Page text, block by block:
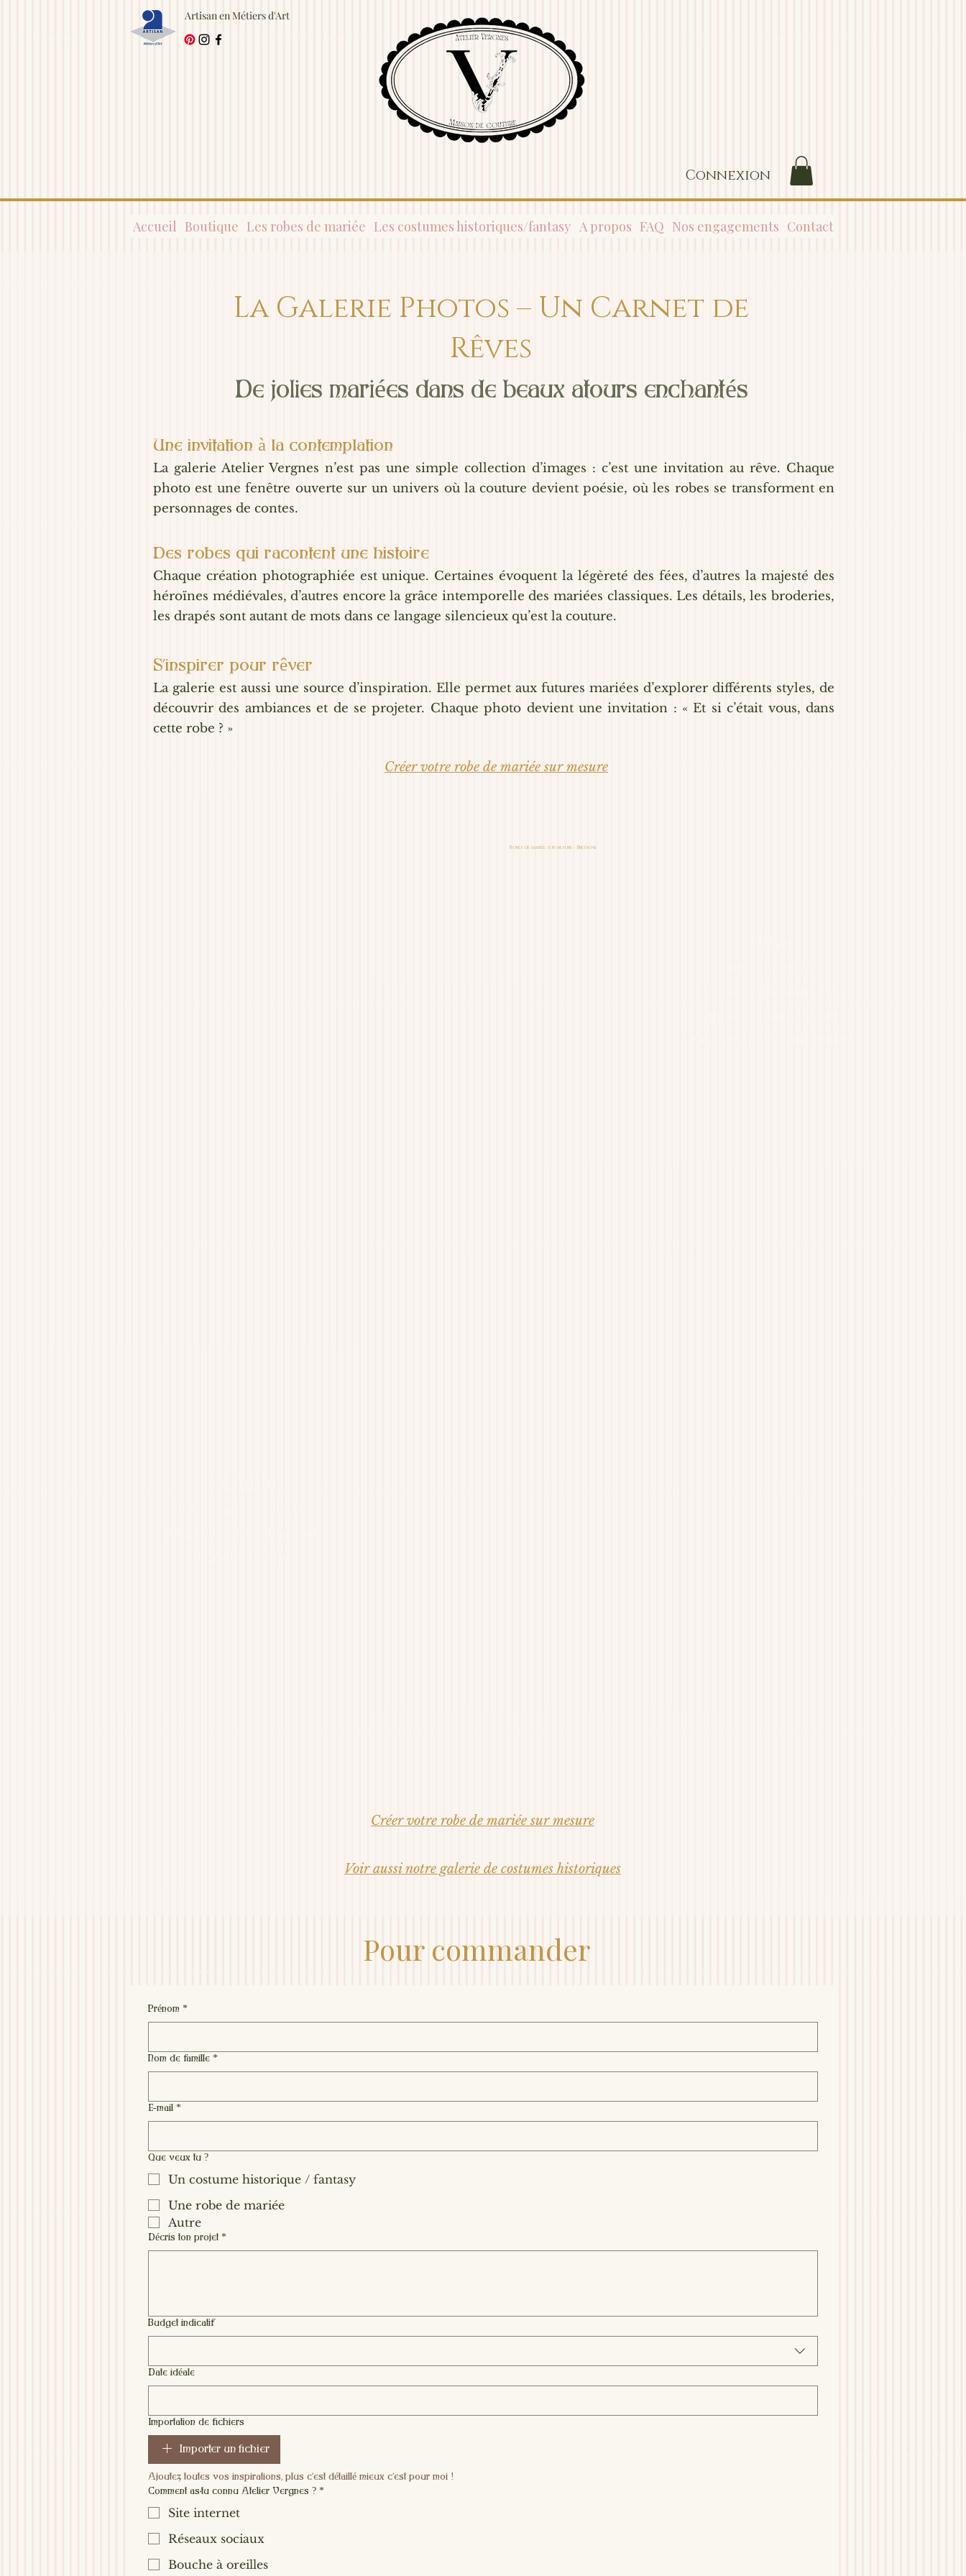
Artisan en Métiers d'Art
Connexion
Accueil Boutique Les robes de mariée Les costumes historiques/fantasy A propos FAQ Nos engagements Contact
La Galerie Photos – Un Carnet de
Rêves
De jolies mariées dans de beaux atours enchantés
Une invitation à la contemplation
La galerie Atelier Vergnes n’est pas une simple collection d’images : c’est une invitation au rêve. Chaque
photo est une fenêtre ouverte sur un univers où la couture devient poésie, où les robes se transforment en
personnages de contes.
​Des robes qui racontent une histoire
Chaque création photographiée est unique. Certaines évoquent la légèreté des fées, d’autres la majesté des
héroïnes médiévales, d’autres encore la grâce intemporelle des mariées classiques. Les détails, les broderies,
les drapés sont autant de mots dans ce langage silencieux qu’est la couture.
S’inspirer pour rêver
La galerie est aussi une source d’inspiration. Elle permet aux futures mariées d’explorer différents styles, de
découvrir des ambiances et de se projeter. Chaque photo devient une invitation : « Et si c’était vous, dans
cette robe ? »
Créer votre robe de mariée sur mesure
Robes de mariée sur mesure - Bretagne
Créer votre robe de mariée sur mesure
Voir aussi notre galerie de costumes historiques
Pour commander
Prénom *
Nom de famille *
E‑mail *
Que veux tu ?
Un costume historique / fantasy
Une robe de mariée
Autre
Décris ton projet *
Budget indicatif
Date idéale
Importation de fichiers
Importer un fichier
Ajoutez toutes vos inspirations, plus c'est détaillé mieux c'est pour moi !
Comment as-tu connu Atelier Vergnes ? *
Site internet
Réseaux sociaux
Bouche à oreilles